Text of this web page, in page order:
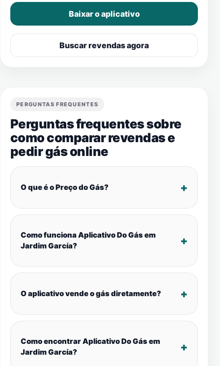
Baixar o aplicativo
Buscar revendas agora
PERGUNTAS FREQUENTES
Perguntas frequentes sobre
como comparar revendas e
pedir gás online
O que é o Preço do Gás?
Como funciona Aplicativo Do Gás em
Jardim García?
O aplicativo vende o gás diretamente?
Como encontrar Aplicativo Do Gás em
Jardim García?